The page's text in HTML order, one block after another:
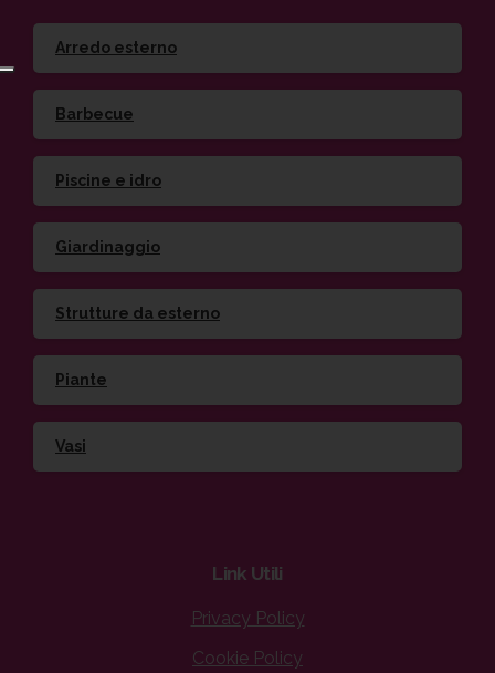
Arredo esterno
Barbecue
Piscine e idro
Giardinaggio
Strutture da esterno
Piante
Vasi
Link Utili
Privacy Policy
Cookie Policy